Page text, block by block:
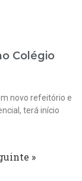
Colégio
novo refeitório e
terá início
»